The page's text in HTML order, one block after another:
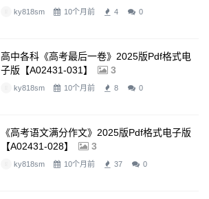
ky818sm 10个月前 4 0
高中各科《高考最后一卷》2025版pdf格式电
子版【A02431-031】
3
ky818sm 10个月前 8 0
《高考语文满分作文》2025版pdf格式电子版
【A02431-028】
3
ky818sm 10个月前 37 0